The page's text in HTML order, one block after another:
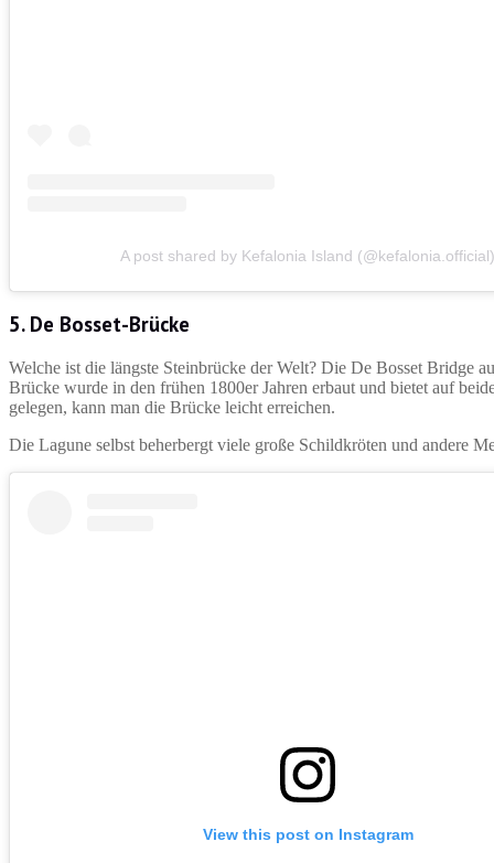
A post shared by Kefalonia Island (@kefalonia.official)
5. De Bosset-Brücke
Welche ist die längste Steinbrücke der Welt? Die De Bosset Bridge
Brücke wurde in den frühen 1800er Jahren erbaut und bietet auf
gelegen, kann man die Brücke leicht erreichen.
Die Lagune selbst beherbergt viele große Schildkröten und andere
View this post on Instagram